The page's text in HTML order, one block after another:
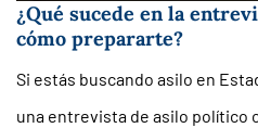
¿Qué sucede en la
cómo prepararte?
Si estás buscando asilo en
una entrevista de asilo político